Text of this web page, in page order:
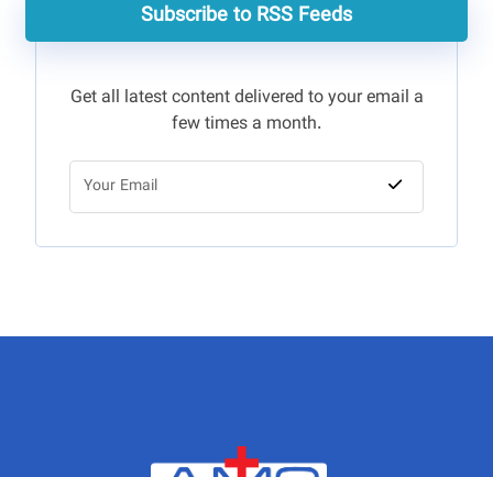
Subscribe to RSS Feeds
Get all latest content delivered to your email a
few times a month.